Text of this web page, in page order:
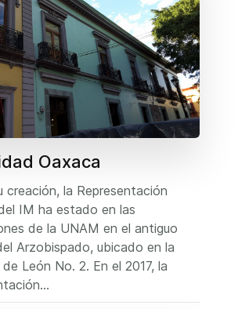
Oaxaca
creación, la Representación
IM ha estado en las
de la UNAM en el antiguo
Arzobispado, ubicado en la
León No. 2. En el 2017, la